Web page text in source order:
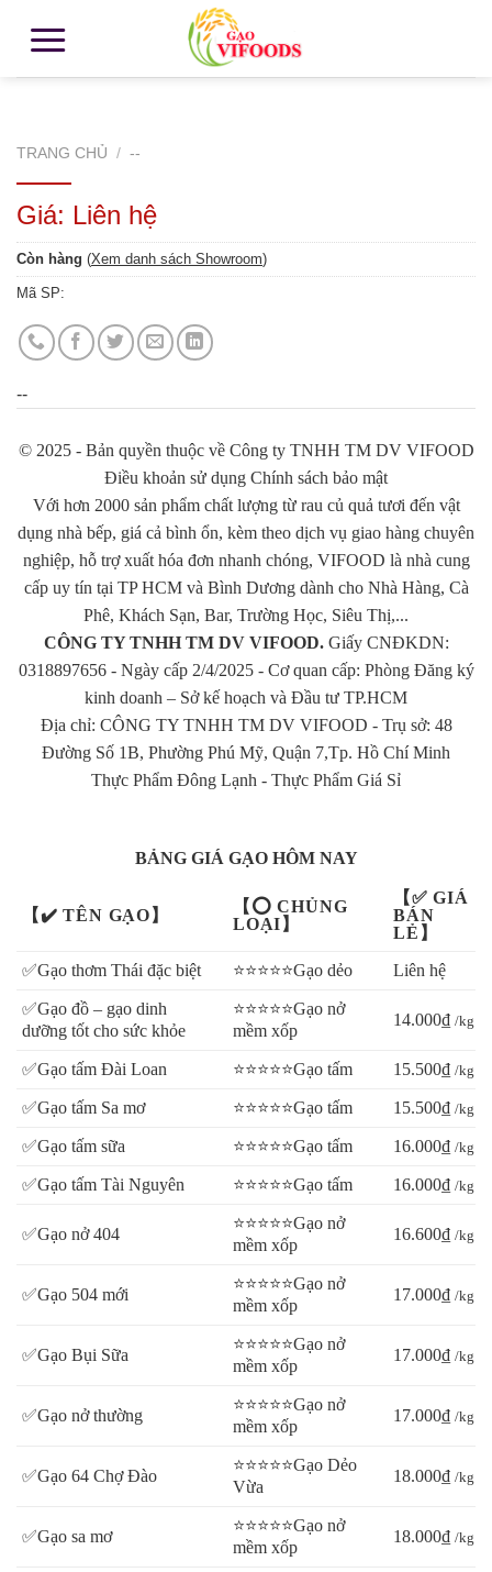
TRANG CHỦ / --
Giá: Liên hệ
Còn hàng (Xem danh sách Showroom)
Mã SP:
--
© 2025 - Bản quyền thuộc về Công ty TNHH TM DV VIFOOD
Điều khoản sử dụng Chính sách bảo mật
Với hơn 2000 sản phẩm chất lượng từ rau củ quả tươi đến vật
dụng nhà bếp, giá cả bình ổn, kèm theo dịch vụ giao hàng chuyên
nghiệp, hỗ trợ xuất hóa đơn nhanh chóng, VIFOOD là nhà cung
cấp uy tín tại TP HCM và Bình Dương dành cho Nhà Hàng, Cà
Phê, Khách Sạn, Bar, Trường Học, Siêu Thị,...
CÔNG TY TNHH TM DV VIFOOD.Giấy CNĐKDN:
0318897656 - Ngày cấp 2/4/2025 - Cơ quan cấp: Phòng Đăng ký
kinh doanh – Sở kế hoạch và Đầu tư TP.HCM
Địa chỉ: CÔNG TY TNHH TM DV VIFOOD - Trụ sở: 48
Đường Số 1B, Phường Phú Mỹ, Quận 7,Tp. Hồ Chí Minh
Thực Phẩm Đông Lạnh - Thực Phẩm Giá Sỉ
BẢNG GIÁ GẠO HÔM NAY
【✔️ TÊN GẠO】
【⭕ CHỦNG
LOẠI】
【✅ GIÁ
BÁN
LẺ】
✅Gạo thơm Thái đặc biệt
⭐⭐⭐⭐⭐Gạo dẻo Liên hệ
✅Gạo đồ – gạo dinh
dưỡng tốt cho sức khỏe
⭐⭐⭐⭐⭐Gạo nở
mềm xốp
14.000₫ /kg
✅Gạo tấm Đài Loan ⭐⭐⭐⭐⭐Gạo tấm 15.500₫ /kg
✅Gạo tấm Sa mơ ⭐⭐⭐⭐⭐Gạo tấm 15.500₫ /kg
✅Gạo tấm sữa ⭐⭐⭐⭐⭐Gạo tấm 16.000₫ /kg
✅Gạo tấm Tài Nguyên ⭐⭐⭐⭐⭐Gạo tấm 16.000₫ /kg
✅Gạo nở 404
⭐⭐⭐⭐⭐Gạo nở
mềm xốp
16.600₫ /kg
✅Gạo 504 mới
⭐⭐⭐⭐⭐Gạo nở
mềm xốp
17.000₫ /kg
✅Gạo Bụi Sữa
⭐⭐⭐⭐⭐Gạo nở
mềm xốp
17.000₫ /kg
✅Gạo nở thường
⭐⭐⭐⭐⭐Gạo nở
mềm xốp
17.000₫ /kg
✅Gạo 64 Chợ Đào
⭐⭐⭐⭐⭐Gạo Dẻo
Vừa
18.000₫ /kg
✅Gạo sa mơ
⭐⭐⭐⭐⭐Gạo nở
mềm xốp
18.000₫ /kg